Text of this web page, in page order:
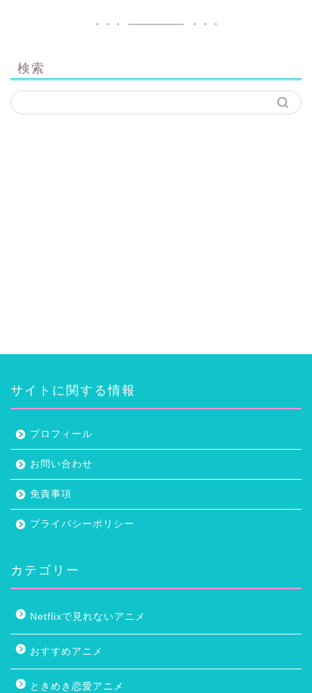
検索
サイトに関する情報
プロフィール
お問い合わせ
免責事項
プライバシーポリシー
カテゴリー
Netflixで見れないアニメ
おすすめアニメ
ときめき恋愛アニメ